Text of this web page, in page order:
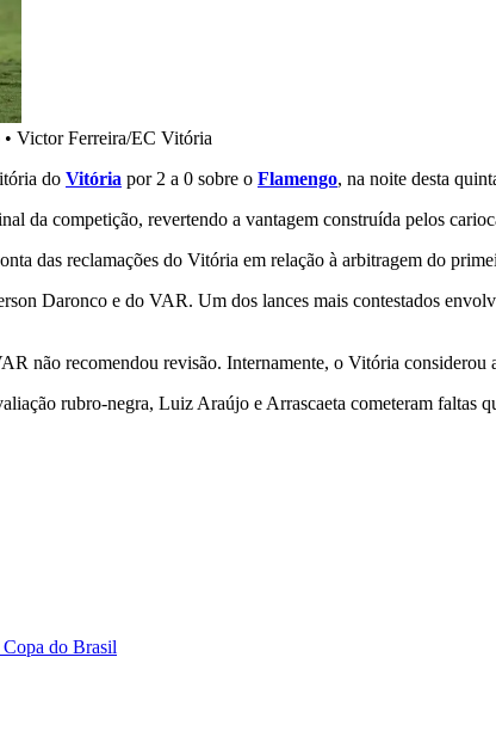
• Victor Ferreira/EC Vitória
do Vitória por 2 a 0 sobre o Flamengo, na noite desta
da competição, revertendo a vantagem construída pelos
das reclamações do Vitória em relação à arbitragem do
Daronco e do VAR. Um dos lances mais contestados
não recomendou revisão. Internamente, o Vitória considerou
rubro-negra, Luiz Araújo e Arrascaeta cometeram faltas
do Brasil